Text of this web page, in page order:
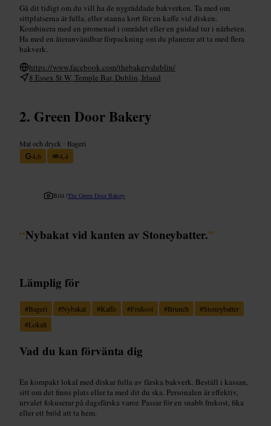
Gå dit tidigt om du vill ha de nygräddade bakverken. Ta med om
sittplatserna är fulla, eller stanna kort för en kaffe vid disken.
Kombinera med en promenad i området eller en guidad tur i närheten.
Ha med en återanvändbar förpackning om du planerar att ta med flera
bakverk.
https://www.facebook.com/thebakerydublin/
8 Essex St W, Temple Bar, Dublin, Irland
Green Door Bakery
Mat och dryck • Bageri
4,6
4,4
Bild /The Green Door Bakery
“Nybakat vid kanten av Stoneybatter.”
Lämplig för
#Bageri #Nybakat #Kaffe #Frukost #Brunch #Stoneybatter
#Lokalt
Vad du kan förvänta dig
En kompakt lokal med diskar fulla av färska bakverk. Beställ i kassan,
sitt om det finns plats eller ta med dit du ska. Personalen är effektiv,
urvalet fokuserar på dagsfärska varor. Passar för en snabb frukost, fika
eller ett bröd att ta hem.